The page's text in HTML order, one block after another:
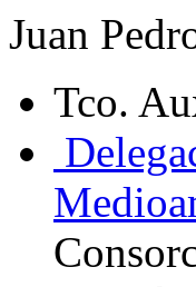
Juan
Tco.